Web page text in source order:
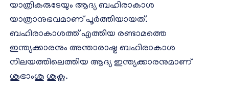
യാത്രികരുടേയും ആദ്യ ബഹിരാകാശ
യാത്രാനുഭവമാണ് പൂർത്തിയായത്.
ബഹിരാകാശത്ത് എത്തിയ രണ്ടാമത്തെ
ഇന്ത്യക്കാരനും അന്താരാഷ്ട്ര ബഹിരാകാശ
നിലയത്തിലെത്തിയ ആദ്യ ഇന്ത്യക്കാരനുമാണ്
ശുഭാംശു ശുക്ല.